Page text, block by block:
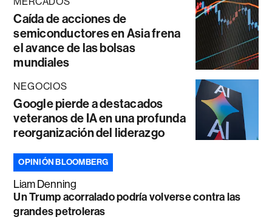
Caída de acciones de
semiconductores en Asia frena
el avance de las bolsas
mundiales
NEGOCIOS
Google pierde a destacados
veteranos de IA en una profunda
reorganización del liderazgo
OPINIÓN BLOOMBERG
Liam Denning
Un Trump acorralado podría volverse contra las
grandes petroleras